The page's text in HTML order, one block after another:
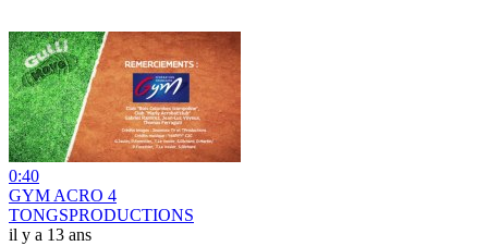
0:40
GYM ACRO 4
TONGSPRODUCTIONS
il y a 13 ans